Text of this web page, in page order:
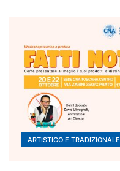
ARTISTICO E TRADIZIONALE